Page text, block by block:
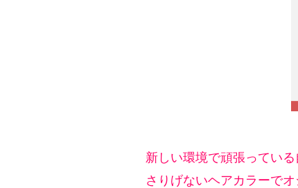
新しい環境で頑張ってい
さりげないヘアカラーで